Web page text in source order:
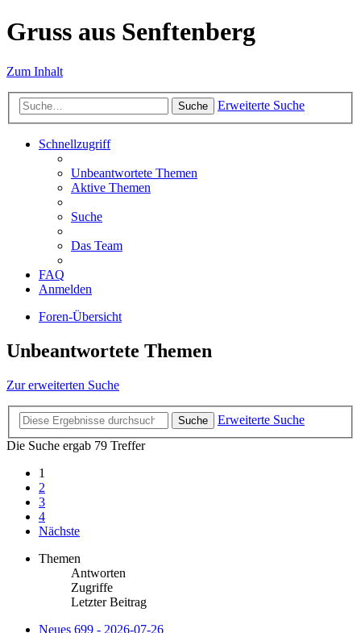
Gruss aus Senftenberg
Zum Inhalt
Suche Erweiterte Suche
Schnellzugriff
Unbeantwortete Themen
Aktive Themen
Suche
Das Team
FAQ
Anmelden
Foren-Übersicht
Unbeantwortete Themen
Zur erweiterten Suche
Suche
Erweiterte Suche
Die Suche ergab 79 Treffer
1
2
3
4
Nächste
Themen
Antworten
Zugriffe
Letzter Beitrag
Neues 699 - 2026-07-26